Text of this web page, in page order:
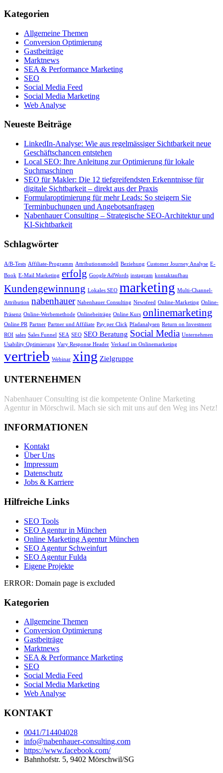
Kategorien
Allgemeine Themen
Conversion Optimierung
Gastbeiträge
Marktnews
SEA & Performance Marketing
SEO
Social Media Feed
Social Media Marketing
Web Analyse
Neueste Beiträge
LinkedIn-Analyse: Wie aus regelmässiger Sichtbarkeit neue
Geschäftschancen entstehen
Local SEO: Ihre Anleitung zur Optimierung für lokale
Suchmaschinen
SEO für Makler: Die 12 tiefgreifendsten Erkenntnisse für
digitale Sichtbarkeit – direkt aus der Praxis
Formularoptimierung für mehr Leads: So steigern Sie
Terminbuchungen und Angebotsanfragen
Nabenhauer Consulting – Strategische SEO-Architektur und
KI-Sichtbarkeit
Schlagwörter
A/B-Tests Affiliate-Programm Attributionsmodell Beziehung Customer Journey Analyse E-
Book E-Mail Marketing erfolg Google AdWords instagram kontaktaufbau
Kundengewinnung Lokales SEO marketing Multi-Channel-
Attribution nabenhauer Nabenhauer Consulting Newsfeed Online-Marketing Online-
Präsenz Online-Werbemethode Onlinebeiträge Online Kurs onlinemarketing
Online PR Partner Partner und Affiliate Pay per Click Pfadanalysen Return on Investment
ROI sales Sales Funnel SEA SEO SEO Beratung Social Media Unternehmen
Usability Optimierung Vary Response Header Verkauf im Onlinemarketing
vertrieb Webinar xing Zielgruppe
UNTERNEHMEN
Nabenhauer Consulting ist die kompetente Online Marketing
Agentur in Mörschwil. Mach sie sich mit uns auf den Weg ins Netz!
INFORMATIONEN
Kontakt
Über Uns
Impressum
Datenschutz
Jobs & Karriere
Hilfreiche Links
SEO Tools
SEO Agentur in München
Online Marketing Agentur München
SEO Agentur Schweinfurt
SEO Agentur Fulda
Eigene Projekte
ERROR: Domain page is excluded
Kategorien
Allgemeine Themen
Conversion Optimierung
Gastbeiträge
Marktnews
SEA & Performance Marketing
SEO
Social Media Feed
Social Media Marketing
Web Analyse
KONTAKT
0041/714404028
info@nabenhauer-consulting.com
https://www.facebook.com/
Bahnhofstr. 5, 9402 Mörschwil/SG